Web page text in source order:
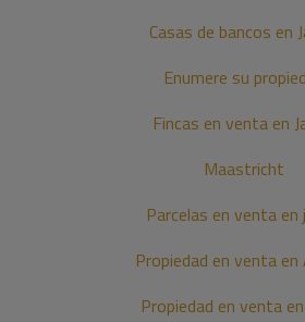
Casas de bancos en
Enumere su
Fincas en venta en
Maastricht
Parcelas en venta en
Propiedad en venta en
Propiedad en venta